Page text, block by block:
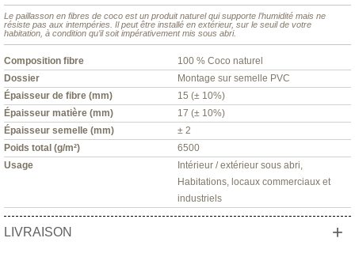
Le paillasson en fibres de coco est un produit naturel qui supporte l’humidité mais ne
résiste pas aux intempéries. Il peut être installé en extérieur, sur le seuil de votre
habitation, à condition qu’il soit impérativement mis sous abri.
Composition fibre
100 % Coco naturel
Dossier
Montage sur semelle PVC
Épaisseur de fibre (mm)
15 (± 10%)
Épaisseur matière (mm)
17 (± 10%)
Épaisseur semelle (mm)
± 2
Poids total (g/m²)
6500
Usage
Intérieur / extérieur sous abri,
Habitations, locaux commerciaux et
industriels
LIVRAISON +